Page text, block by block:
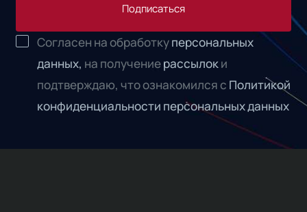
Подписаться
Согласен на обработкуперсональных
данных, на получениерассылоки
подтверждаю, что ознакомился с Политикой
конфиденциальности персональных данных